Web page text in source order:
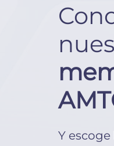
Y escoge